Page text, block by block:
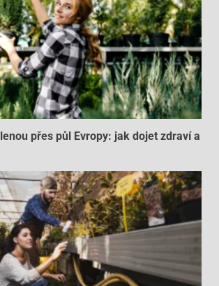
přes půl Evropy: jak dojet zdraví a